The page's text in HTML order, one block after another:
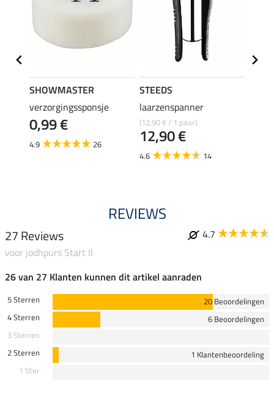
SHOWMASTER
verzorgingssponsje
0,99 €
4.9 26
STEEDS
laarzenspanner
(12,90 € / 1 paar)
12,90 €
4.6 14
REVIEWS
27 Reviews
4.7
voor jodhpurs Start II
26 van 27 Klanten kunnen dit artikel aanraden
5 Sterren
20 Beoordelingen
4 Sterren
6 Beoordelingen
3 Sterren
2 Sterren
1 Klantenbeoordeling
1 Ster